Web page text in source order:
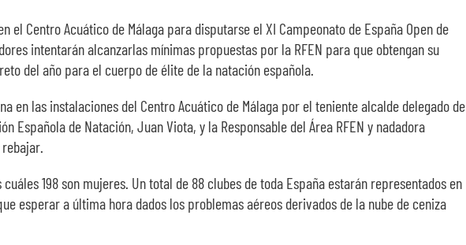
Centro Acuático de Málaga para disputarse el XI Campeonato de España Open de
intentarán alcanzarlas mínimas propuestas por la RFEN para que obtengan su
del año para el cuerpo de élite de la natación española.
en las instalaciones del Centro Acuático de Málaga por el teniente alcalde delegado de
Española de Natación, Juan Viota, y la Responsable del Área RFEN y nadadora
198 son mujeres. Un total de 88 clubes de toda España estarán representados en
esperar a última hora dados los problemas aéreos derivados de la nube de ceniza